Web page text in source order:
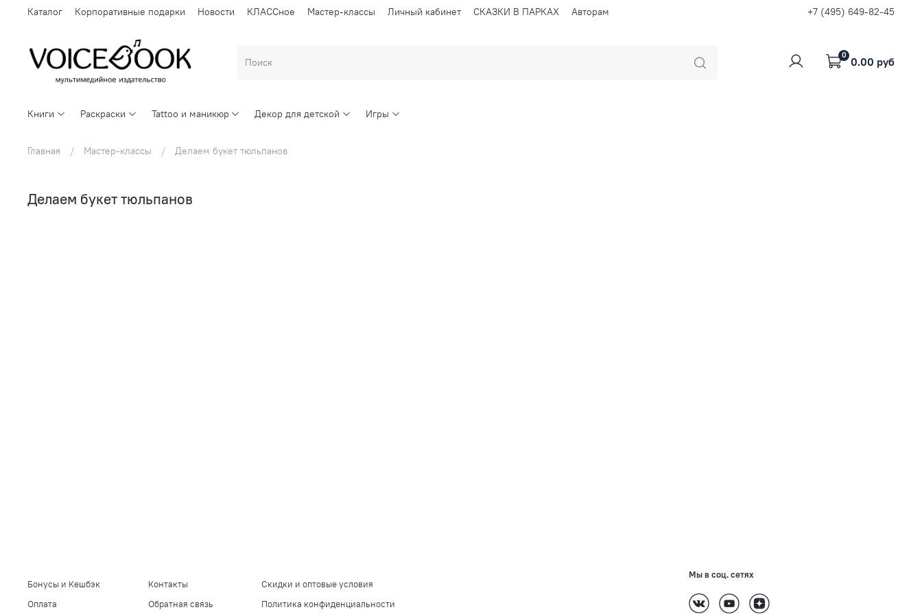
Каталог Корпоративные подарки Новости КЛАССное Мастер-классы Личный кабинет СКАЗКИ В ПАРКАХ Авторам +7 (495) 649-82-45
0 0.00 руб
Книги Раскраски Tattoo и маникюр Декор для детской Игры
Главная Мастер-классы Делаем букет тюльпанов
Делаем букет тюльпанов
Бонусы и Кешбэк
Оплата
Контакты
Обратная связь
Скидки и оптовые условия
Политика конфиденциальности
Мы в соц. сетях